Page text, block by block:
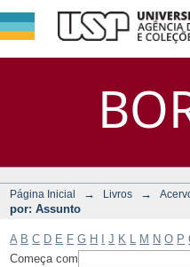
Assunto
DSpace/
Página Inicial → Livros →
por: Assunto
A B C D E F G H J K M N O P
Começa com